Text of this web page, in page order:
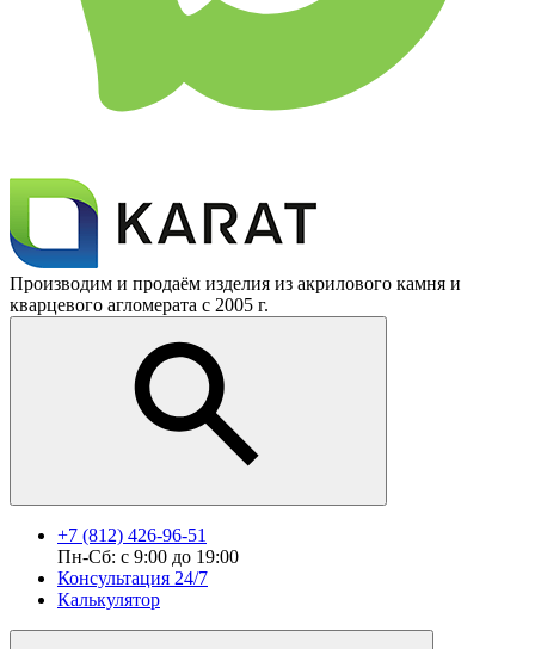
Производим и продаём изделия из акрилового камня и
кварцевого агломерата с 2005 г.
+7 (812) 426-96-51
Пн-Сб: с 9:00 до 19:00
Консультация 24/7
Калькулятор